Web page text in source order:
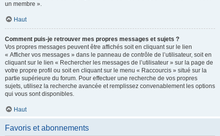
un membre ».
Haut
Comment puis-je retrouver mes propres messages et sujets ?
Vos propres messages peuvent être affichés soit en cliquant sur le lien
« Afficher vos messages » dans le panneau de contrôle de l’utilisateur, soit en
cliquant sur le lien « Rechercher les messages de l’utilisateur » sur la page de
votre propre profil ou soit en cliquant sur le menu « Raccourcis » situé sur la
partie supérieure du forum. Pour effectuer une recherche de vos propres
sujets, utilisez la recherche avancée et remplissez convenablement les options
qui vous sont disponibles.
Haut
Favoris et abonnements